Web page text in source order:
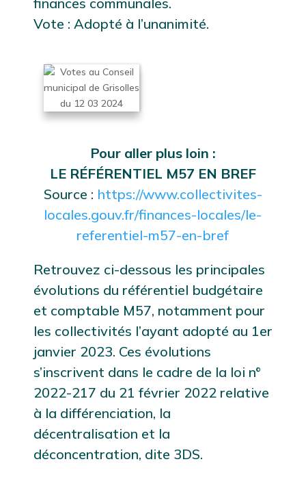
Vote : Adopté à l’unanimité.
Pour aller plus loin :
LE RÉFÉRENTIEL M57 EN BREF
Source : https://www.collectivites-
locales.gouv.fr/finances-locales/le-
referentiel-m57-en-bref
Retrouvez ci-dessous les principales
évolutions du référentiel budgétaire
et comptable M57, notamment pour
les collectivités l’ayant adopté au 1er
janvier 2023. Ces évolutions
s’inscrivent dans le cadre de la loi n°
2022-217 du 21 février 2022 relative
à la différenciation, la
décentralisation et la
déconcentration, dite 3DS.